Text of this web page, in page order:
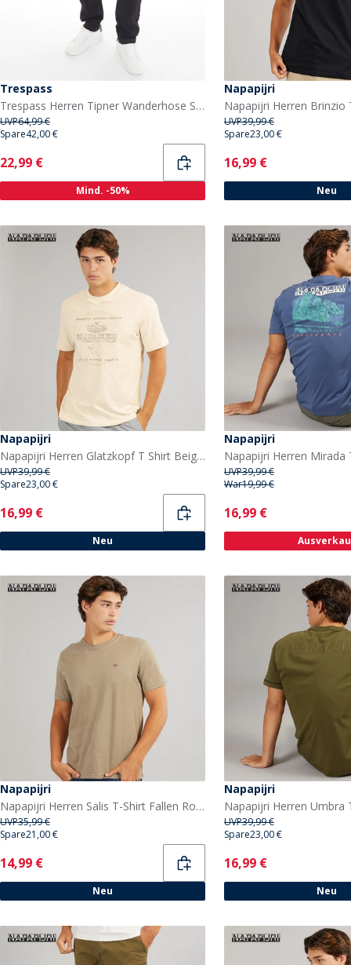
Trespass
Trespass Herren Tipner Wanderhose Schwarz
UVP64,99 €
Spare42,00 €
Current
22,99 €
Mind. -50%
Napapijri
UVP39,99 €
Spare23,00 €
Current
16,99 €
Neu
Napapijri
Napapijri Herren Glatzkopf T Shirt Beige Dimity
UVP39,99 €
Spare23,00 €
Current
16,99 €
Neu
Napapijri
UVP39,99 €
War19,99 €
Current
16,99 €
Napapijri
Napapijri Herren Salis T-Shirt Fallen Rock
UVP35,99 €
Spare21,00 €
Current
14,99 €
Neu
Napapijri
UVP39,99 €
Spare23,00 €
Current
16,99 €
Neu